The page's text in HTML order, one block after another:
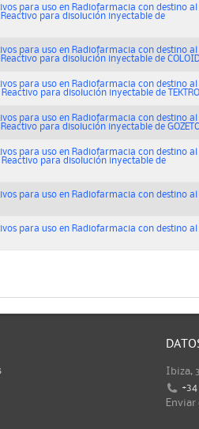
para uso en Radiofarmacia con destino al
Reactivo para disolución inyectable de
para uso en Radiofarmacia con destino al
para disolución inyectable de
para uso en Radiofarmacia con destino al
para disolución inyectable de
para uso en Radiofarmacia con destino al
para disolución inyectable de
para uso en Radiofarmacia con destino al
Reactivo para disolución inyectable de
para uso en Radiofarmacia con destino al
para uso en Radiofarmacia con destino al
Ibiza,
Enviar